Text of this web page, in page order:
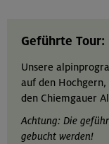
Geführte Tour:
Unsere
auf den Hochgern,
den Chiemgauer
Achtung: Die
gebucht werden!